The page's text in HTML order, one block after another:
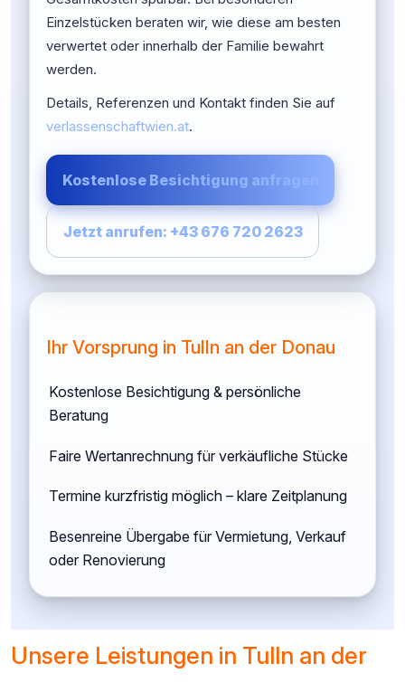
Einzelstücken beraten wir, wie diese am besten
verwertet oder innerhalb der Familie bewahrt
werden.
Details, Referenzen und Kontakt finden Sie auf
verlassenschaftwien.at.
Kostenlose Besichtigung anfragen
Jetzt anrufen: +43 676 720 2623
Ihr Vorsprung in Tulln an der Donau
Kostenlose Besichtigung & persönliche
Beratung
Faire Wertanrechnung für verkäufliche Stücke
Termine kurzfristig möglich – klare Zeitplanung
Besenreine Übergabe für Vermietung, Verkauf
oder Renovierung
Unsere Leistungen in Tulln an der